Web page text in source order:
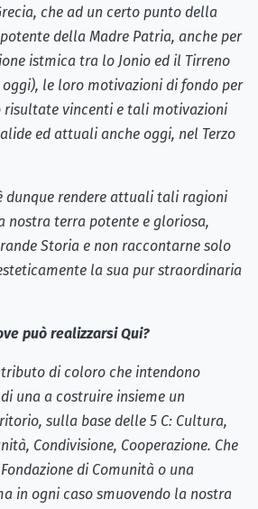
che ad un certo punto della
della Madre Patria, anche per
istmica tra lo Jonio ed il Tirreno
oggi), le loro motivazioni di fondo per
risultate vincenti e tali motivazioni
ed attuali anche oggi, nel Terzo
dunque rendere attuali tali ragioni
nostra terra potente e gloriosa,
Storia e non raccontarne solo
la sua pur straordinaria
può realizzarsi Qui?
di coloro che intendono
una a costruire insieme un
sulla base delle 5 C: Cultura,
Condivisione, Cooperazione. Che
di Comunità o una
in ogni caso smuovendo la nostra